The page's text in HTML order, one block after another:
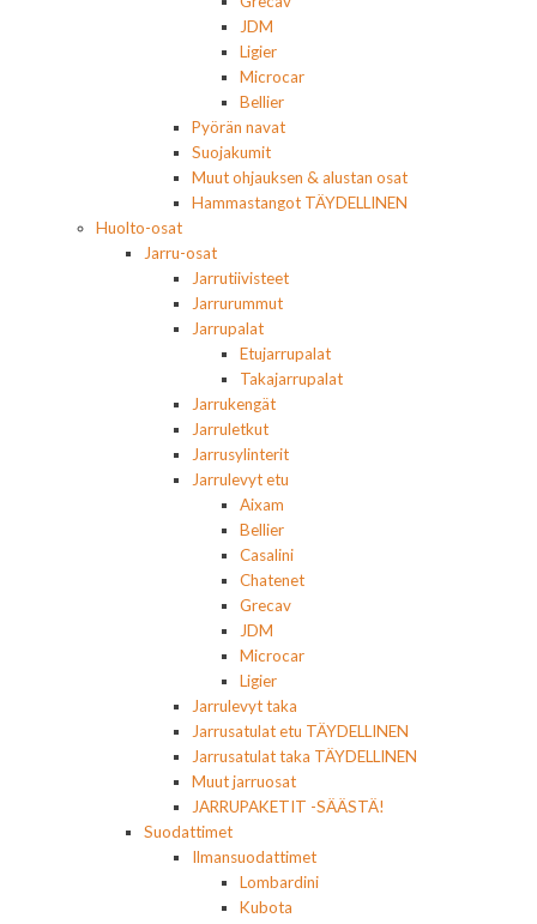
JDM
Ligier
Microcar
Bellier
Pyörän navat
Suojakumit
Muut ohjauksen & alustan osat
Hammastangot TÄYDELLINEN
Huolto-osat
Jarru-osat
Jarrutiivisteet
Jarrurummut
Jarrupalat
Etujarrupalat
Takajarrupalat
Jarrukengät
Jarruletkut
Jarrusylinterit
Jarrulevyt etu
Aixam
Bellier
Casalini
Chatenet
Grecav
JDM
Microcar
Ligier
Jarrulevyt taka
Jarrusatulat etu TÄYDELLINEN
Jarrusatulat taka TÄYDELLINEN
Muut jarruosat
JARRUPAKETIT -SÄÄSTÄ!
Suodattimet
Ilmansuodattimet
Lombardini
Kubota